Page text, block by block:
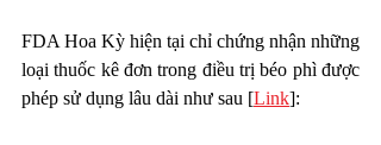
FDA Hoa Kỳ hiện tại chỉ chứng nhận những
loại thuốc kê đơn trong điều trị béo phì được
phép sử dụng lâu dài như sau [Link]: